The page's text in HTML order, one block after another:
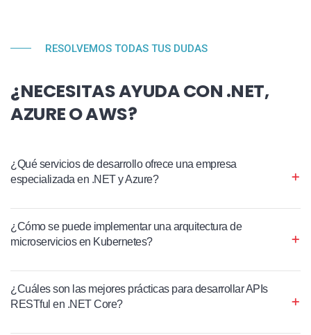
RESOLVEMOS TODAS TUS DUDAS
¿NECESITAS AYUDA CON .NET,
AZURE O AWS?
¿Qué servicios de desarrollo ofrece una empresa
especializada en .NET y Azure?
¿Cómo se puede implementar una arquitectura de
microservicios en Kubernetes?
¿Cuáles son las mejores prácticas para desarrollar APIs
RESTful en .NET Core?